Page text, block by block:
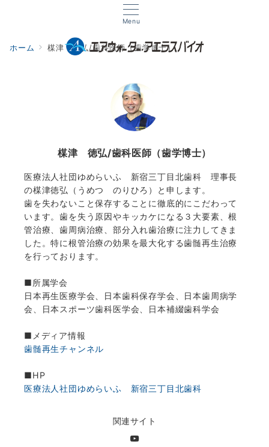
Menu
ホーム 楳津 徳弘/歯科医師（歯学博士）
楳津 徳弘/歯科医師（歯学博士）
医療法人社団ゆめらいふ 新宿三丁目北歯科 理事長
の楳津徳弘（うめつ のりひろ）と申します。
歯を失わないこと保存することに徹底的にこだわって
います。歯を失う原因やキッカケになる３大要素、根
管治療、歯周病治療、部分入れ歯治療に注力してきま
した。特に根管治療の効果を最大化する歯髄再生治療
を行っております。
■所属学会
日本再生医療学会、日本歯科保存学会、日本歯周病学
会、日本スポーツ歯科医学会、日本補綴歯科学会
■メディア情報
歯髄再生チャンネル
■HP
医療法人社団ゆめらいふ 新宿三丁目北歯科
関連サイト